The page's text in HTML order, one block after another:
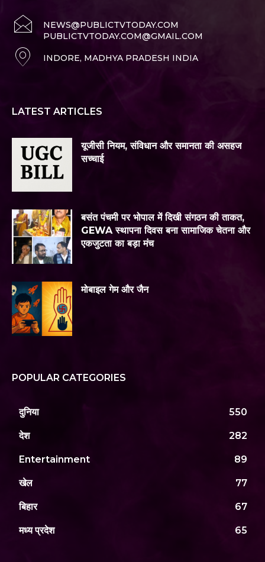
NEWS@PUBLICTVTODAY.COM
PUBLICTVTODAY.COM@GMAIL.COM
INDORE, MADHYA PRADESH INDIA
LATEST ARTICLES
यूजीसी नियम, संविधान और समानता की असहज
सच्चाई
बसंत पंचमी पर भोपाल में दिखी संगठन की ताकत,
GEWA स्थापना दिवस बना सामाजिक चेतना और
एकजुटता का बड़ा मंच
मोबाइल गेम और जैन
POPULAR CATEGORIES
दुनिया 550
देश 282
Entertainment 89
खेल 77
बिहार 67
मध्य प्रदेश 65